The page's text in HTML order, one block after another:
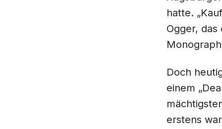
hatte.
Ogger,
Doch
einem
erstens